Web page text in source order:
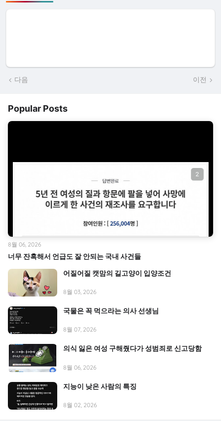
다음 이전
Popular Posts
너무 잔혹해서 언급도 잘 안되는 국내 사건들
8월 06, 2026
어질어질 캣맘의 길고양이 입양조건
8월 03, 2026
국물은 꼭 먹으라는 의사 선생님
8월 07, 2026
의식 잃은 여성 구해줬다가 성범죄로 신고당함
8월 06, 2026
지능이 낮은 사람의 특징
8월 02, 2026